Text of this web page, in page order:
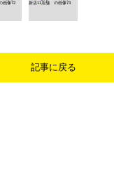
記事に戻る